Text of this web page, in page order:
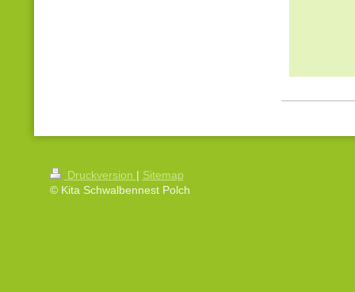
Druckversion | Sitemap
© Kita Schwalbennest Polch